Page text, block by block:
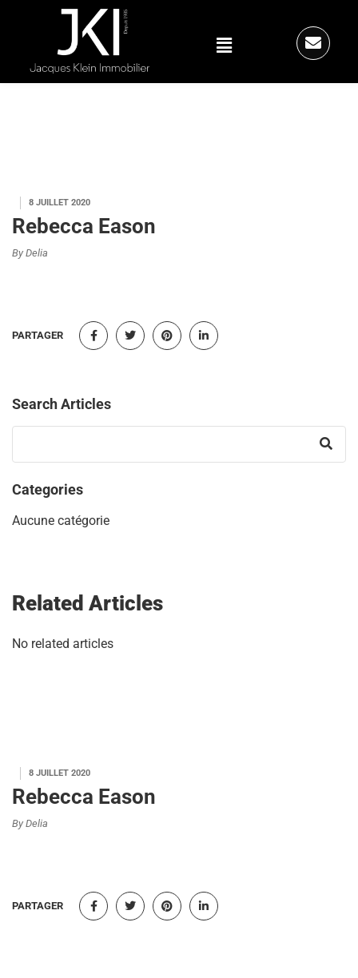
8 JUILLET 2020
Rebecca Eason
By Delia
PARTAGER
Search Articles
Categories
Aucune catégorie
Related Articles
No related articles
8 JUILLET 2020
Rebecca Eason
By Delia
PARTAGER